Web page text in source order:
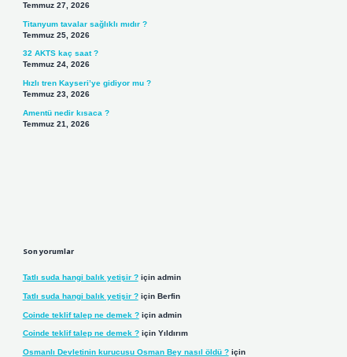
Temmuz 27, 2026
Titanyum tavalar sağlıklı mıdır ?
Temmuz 25, 2026
32 AKTS kaç saat ?
Temmuz 24, 2026
Hızlı tren Kayseri’ye gidiyor mu ?
Temmuz 23, 2026
Amentü nedir kısaca ?
Temmuz 21, 2026
Son yorumlar
Tatlı suda hangi balık yetişir ?için admin
Tatlı suda hangi balık yetişir ?için Berfin
Coinde teklif talep ne demek ?için admin
Coinde teklif talep ne demek ?için Yıldırım
Osmanlı Devletinin kurucusu Osman Bey nasıl öldü ?için